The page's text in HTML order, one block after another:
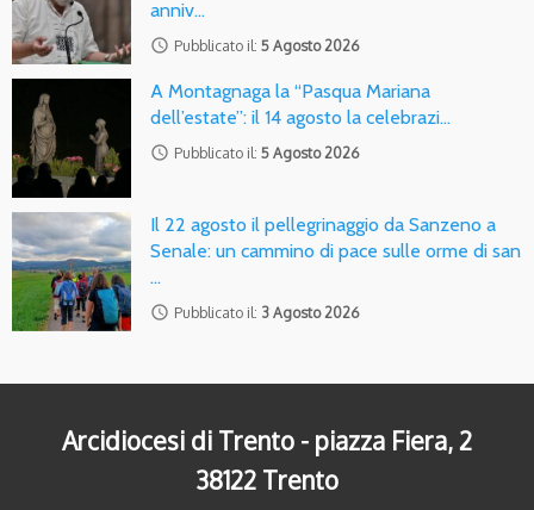
anniv…
access_time Pubblicato il: 5 Agosto 2026
A Montagnaga la “Pasqua Mariana
dell’estate”: il 14 agosto la celebrazi…
access_time Pubblicato il: 5 Agosto 2026
Il 22 agosto il pellegrinaggio da Sanzeno a
Senale: un cammino di pace sulle orme di san
…
access_time Pubblicato il: 3 Agosto 2026
Arcidiocesi di Trento - piazza Fiera, 2
38122 Trento